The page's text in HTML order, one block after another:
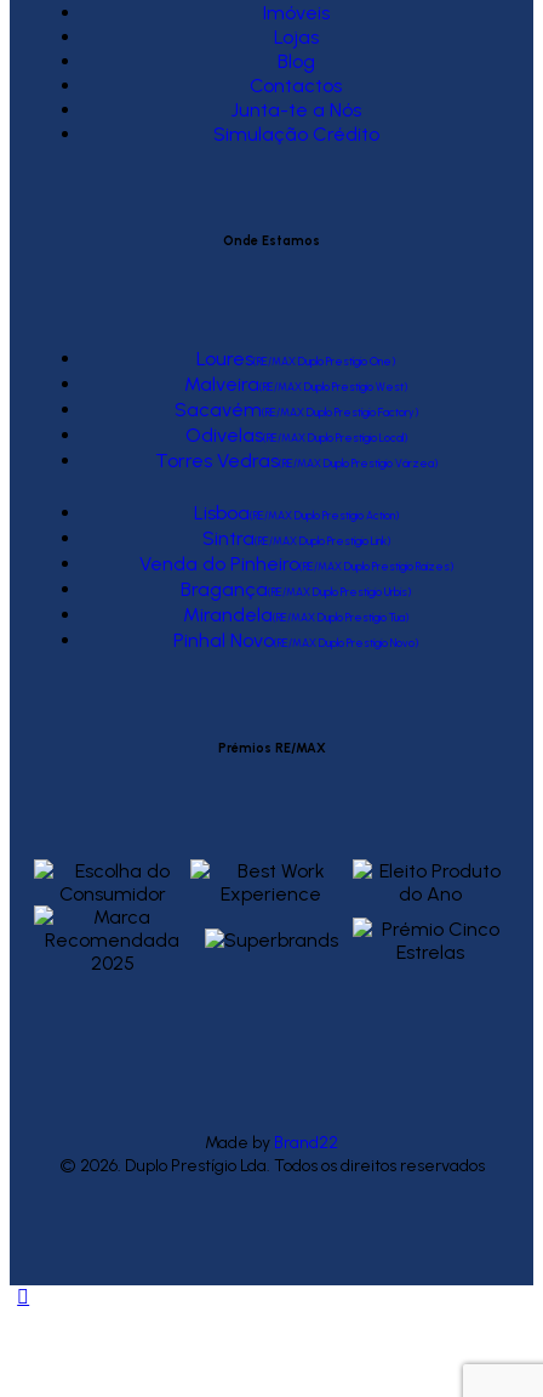
Imóveis
Lojas
Blog
Contactos
Junta-te a Nós
Simulação Crédito
Onde Estamos
Loures(RE/MAX Duplo Prestígio One)
Malveira(RE/MAX Duplo Prestígio West)
Sacavém(RE/MAX Duplo Prestígio Factory)
Odivelas(RE/MAX Duplo Prestígio Local)
Torres Vedras(RE/MAX Duplo Prestígio Várzea)
Lisboa(RE/MAX Duplo Prestígio Action)
Sintra(RE/MAX Duplo Prestígio Link)
Venda do Pinheiro(RE/MAX Duplo Prestígio Raízes)
Bragança(RE/MAX Duplo Prestígio Urbis)
Mirandela(RE/MAX Duplo Prestígio Tua)
Pinhal Novo(RE/MAX Duplo Prestígio Novo)
Prémios RE/MAX
Made by Brand22
© 2026. Duplo Prestígio Lda. Todos os direitos reservados